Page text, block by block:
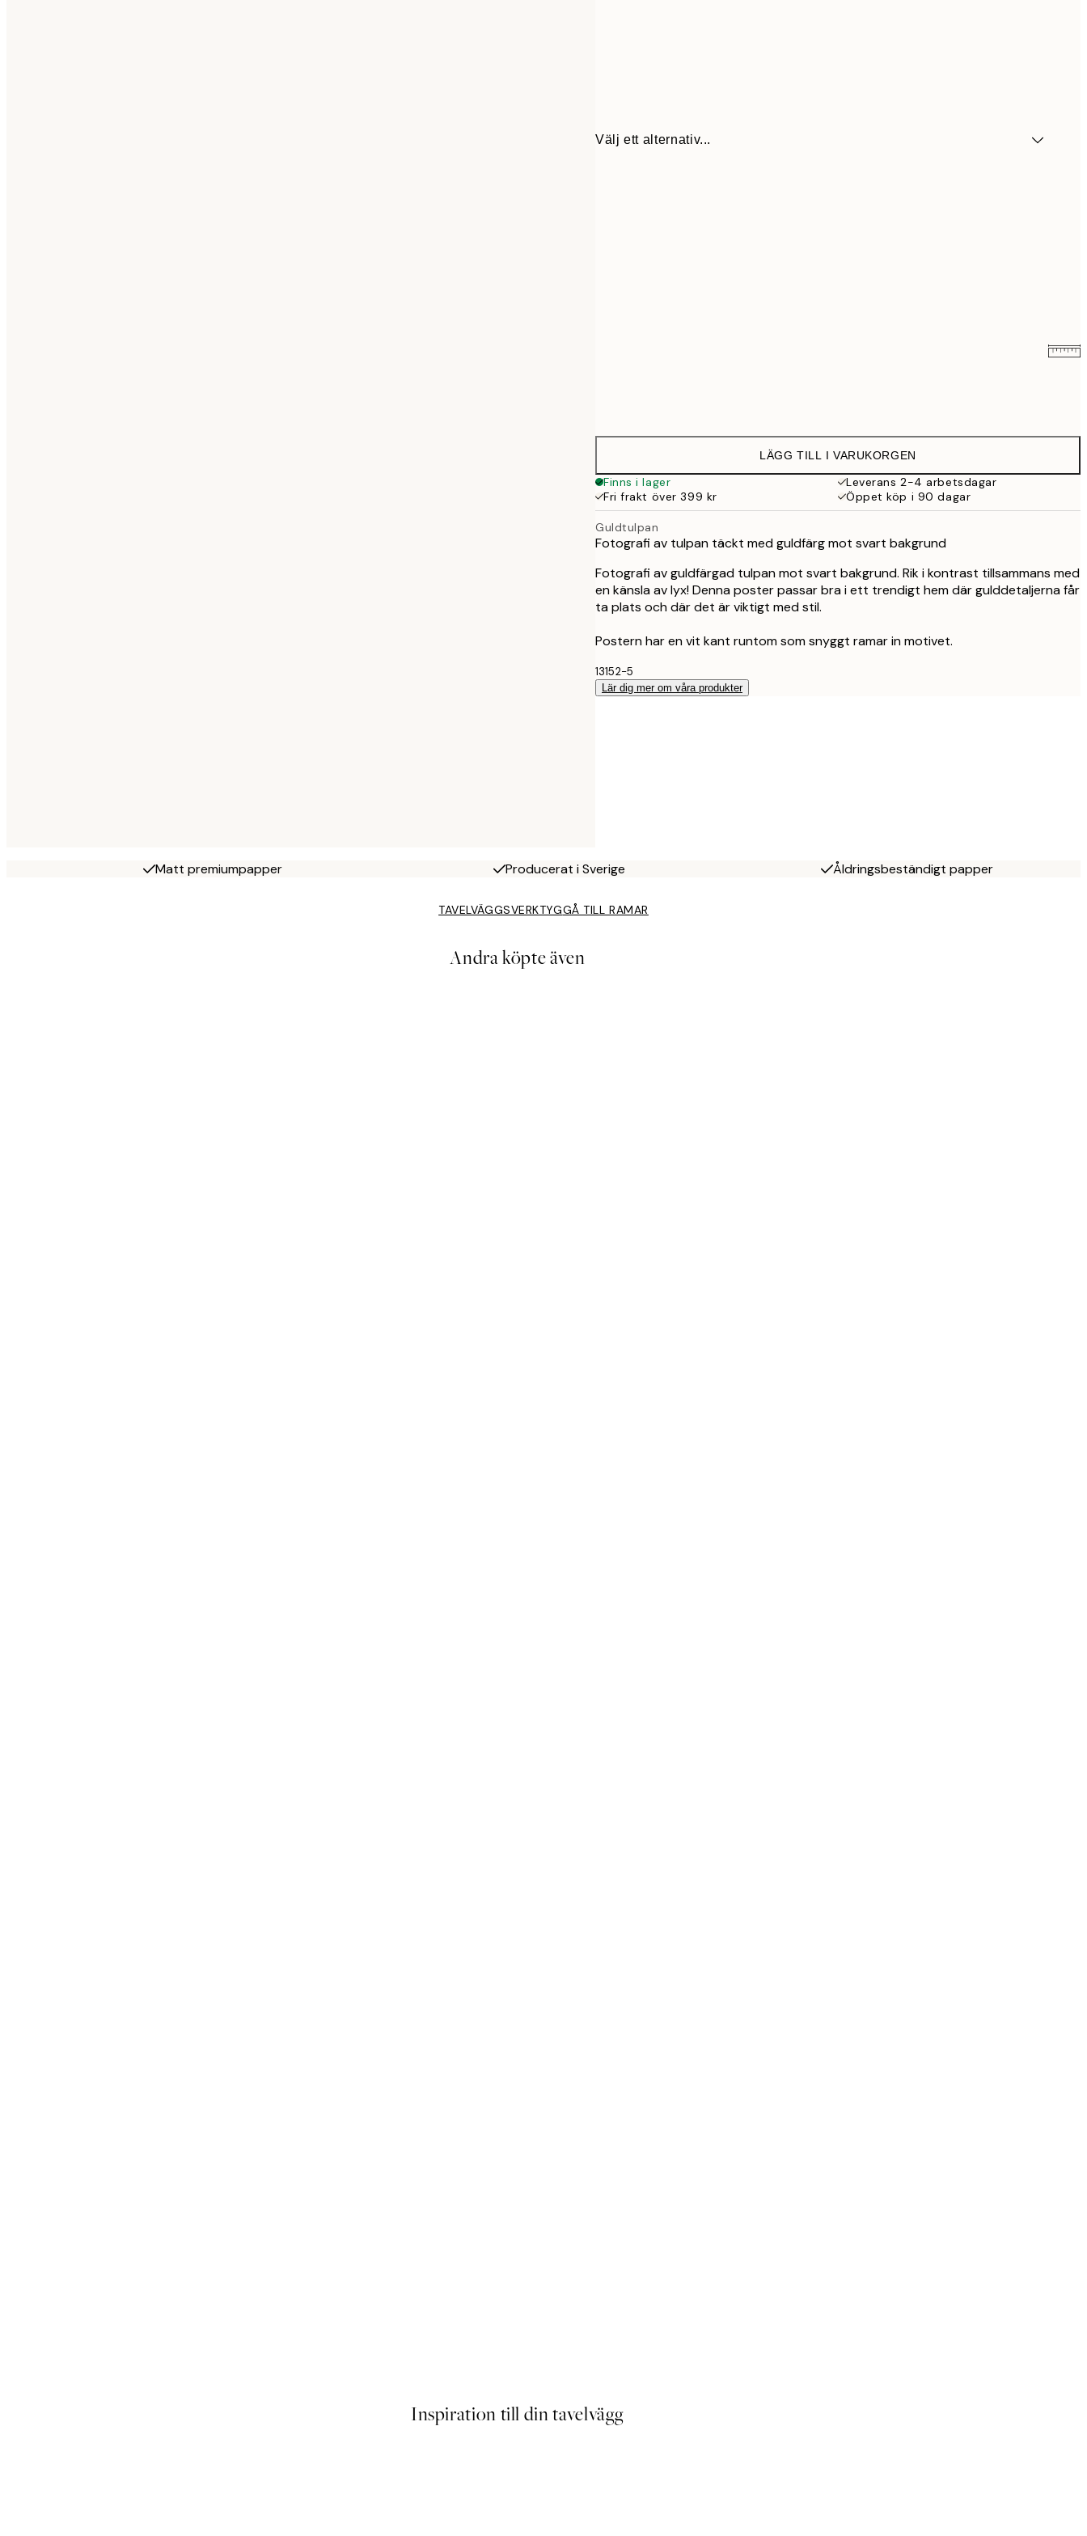
Välj ett alternativ...
LÄGG TILL I VARUKORGEN
Finns i lager
Leverans 2-4 arbetsdagar
Fri frakt över 399 kr
Öppet köp i 90 dagar
Guldtulpan
Fotografi av tulpan täckt med guldfärg mot svart bakgrund
Fotografi av guldfärgad tulpan mot svart bakgrund. Rik i kontrast tillsammans med
en känsla av lyx! Denna poster passar bra i ett trendigt hem där gulddetaljerna får
ta plats och där det är viktigt med stil.
Postern har en vit kant runtom som snyggt ramar in motivet.
13152-5
Lär dig mer om våra produkter
Matt premiumpapper Producerat i Sverige Åldringsbeständigt papper
TAVELVÄGGSVERKTYGGÅ TILL RAMAR
Andra köpte även
Inspiration till din tavelvägg